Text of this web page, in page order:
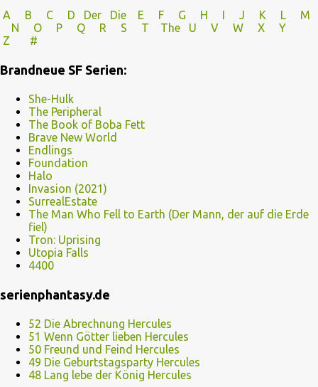
A
B C D Der Die E F G H I J K L
M
N
O P Q R S T The U V
W X Y
Z
#
Brandneue SF Serien:
She-Hulk
The Peripheral
The Book of Boba Fett
Brave New World
Endlings
Foundation
Halo
Invasion (2021)
SurrealEstate
The Man Who Fell to Earth (Der Mann, der auf die Erde
fiel)
Tron: Uprising
Utopia Falls
4400
serienphantasy.de
52 Die Abrechnung Hercules
51 Wenn Götter lieben Hercules
50 Freund und Feind Hercules
49 Die Geburtstagsparty Hercules
48 Lang lebe der König Hercules